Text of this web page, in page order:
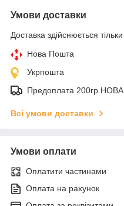
Умови доставки
Доставка здійснюється
Нова Пошта
Укрпошта
Предоплата 200гр
Всі умови доставки
Умови оплати
Оплатити частинами
Оплата на рахунок